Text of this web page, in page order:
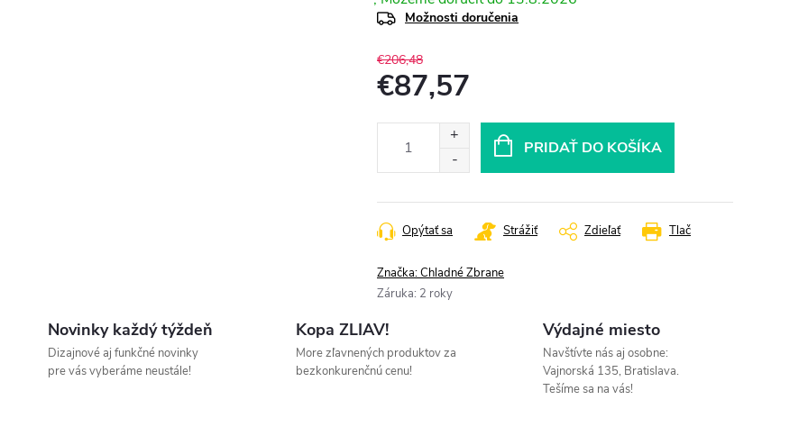
Možnosti doručenia
€206,48
€87,57
PRIDAŤ DO KOŠÍKA
Tlač
Opýtať sa Strážiť Zdieľať
Značka:Chladné Zbrane
Záruka: 2 roky
Novinky každý týždeň
Dizajnové aj funkčné novinky
pre vás vyberáme neustále!
Kopa ZLIAV!
More zľavnených produktov za
bezkonkurenčnú cenu!
Výdajné miesto
Navštívte nás aj osobne:
Vajnorská 135, Bratislava.
Tešíme sa na vás!